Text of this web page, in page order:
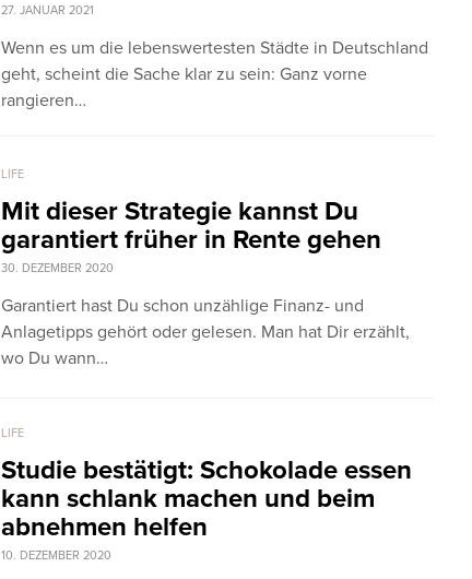
27. JANUAR 2021
Wenn es um die lebenswertesten Städte in Deutschland
geht, scheint die Sache klar zu sein: Ganz vorne
rangieren…
LIFE
Mit dieser Strategie kannst Du
garantiert früher in Rente gehen
30. DEZEMBER 2020
Garantiert hast Du schon unzählige Finanz- und
Anlagetipps gehört oder gelesen. Man hat Dir erzählt,
wo Du wann…
LIFE
Studie bestätigt: Schokolade essen
kann schlank machen und beim
abnehmen helfen
10. DEZEMBER 2020